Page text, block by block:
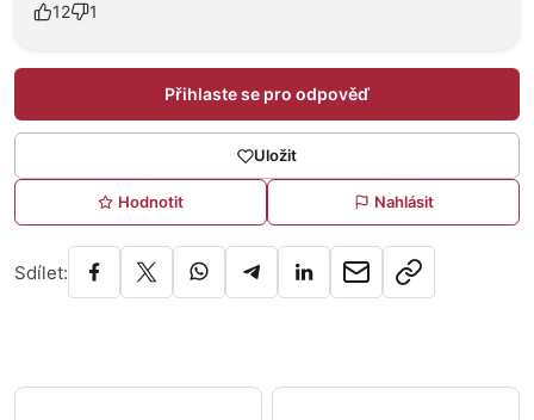
12
1
Přihlaste se pro odpověď
Uložit
Hodnotit Nahlásit
Sdílet: